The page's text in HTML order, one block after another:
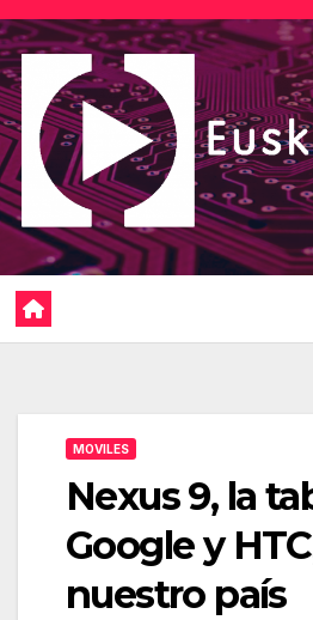
Saltar
al
contenido
MOVILES
Nexus 9, la
Google y
nuestro país